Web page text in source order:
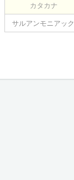
カタカナ
サルアンモニアック